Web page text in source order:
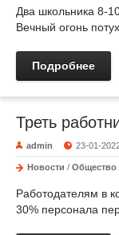
Два школьника 8-
Вечный огонь
Подробнее
Треть
admin 23-01-
Новости / Общество
Работодателям в
30% персонала